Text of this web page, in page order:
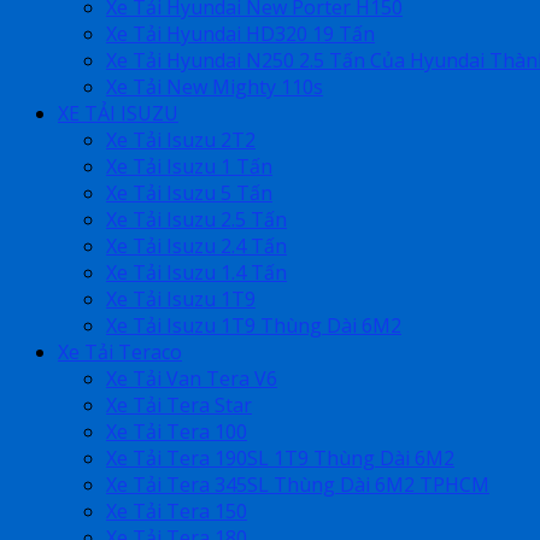
Xe Tải Hyundai New Porter H150
Xe Tải Hyundai HD320 19 Tấn
Xe Tải Hyundai N250 2.5 Tấn Của Hyundai
Xe Tải New Mighty 110s
XE TẢI ISUZU
Xe Tải Isuzu 2T2
Xe Tải Isuzu 1 Tấn
Xe Tải Isuzu 5 Tấn
Xe Tải Isuzu 2.5 Tấn
Xe Tải Isuzu 2.4 Tấn
Xe Tải Isuzu 1.4 Tấn
Xe Tải Isuzu 1T9
Xe Tải Isuzu 1T9 Thùng Dài 6M2
Xe Tải Teraco
Xe Tải Van Tera V6
Xe Tải Tera Star
Xe Tải Tera 100
Xe Tải Tera 190SL 1T9 Thùng Dài 6M2
Xe Tải Tera 345SL Thùng Dài 6M2 TPHCM
Xe Tải Tera 150